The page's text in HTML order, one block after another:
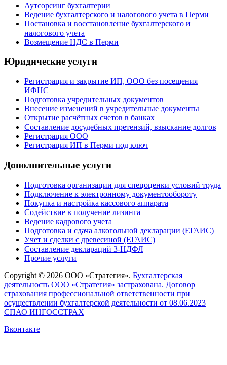
Аутсорсинг бухгалтерии
Ведение бухгалтерского и налогового учета в Перми
Постановка и восстановление бухгалтерского и
налогового учета
Возмещение НДС в Перми
Юридические услуги
Регистрация и закрытие ИП, ООО без посещения
ИФНС
Подготовка учредительных документов
Внесение изменений в учредительные документы
Открытие расчётных счетов в банках
Составление досудебных претензий, взыскание долгов
Регистрация ООО
Регистрация ИП в Перми под ключ
Дополнительные услуги
Подготовка организации для спецоценки условий труда
Подключение к электронному документообороту
Покупка и настройка кассового аппарата
Содействие в получение лизинга
Ведение кадрового учета
Подготовка и сдача алкогольной декларации (ЕГАИС)
Учет и сделки с древесиной (ЕГАИС)
Составление деклараций 3-НДФЛ
Прочие услуги
Copyright © 2026 ООО «Стратегия». Бухгалтерская
деятельность ООО «Стратегия» застрахована. Договор
страхования профессиональной ответственности при
осуществлении бухгалтерской деятельности от 08.06.2023
СПАО ИНГОССТРАХ
Вконтакте